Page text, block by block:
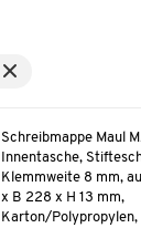
Schreibmappe Maul
Innentasche,
Klemmweite 8 mm,
x B 228 x H 13 mm,
Karton/